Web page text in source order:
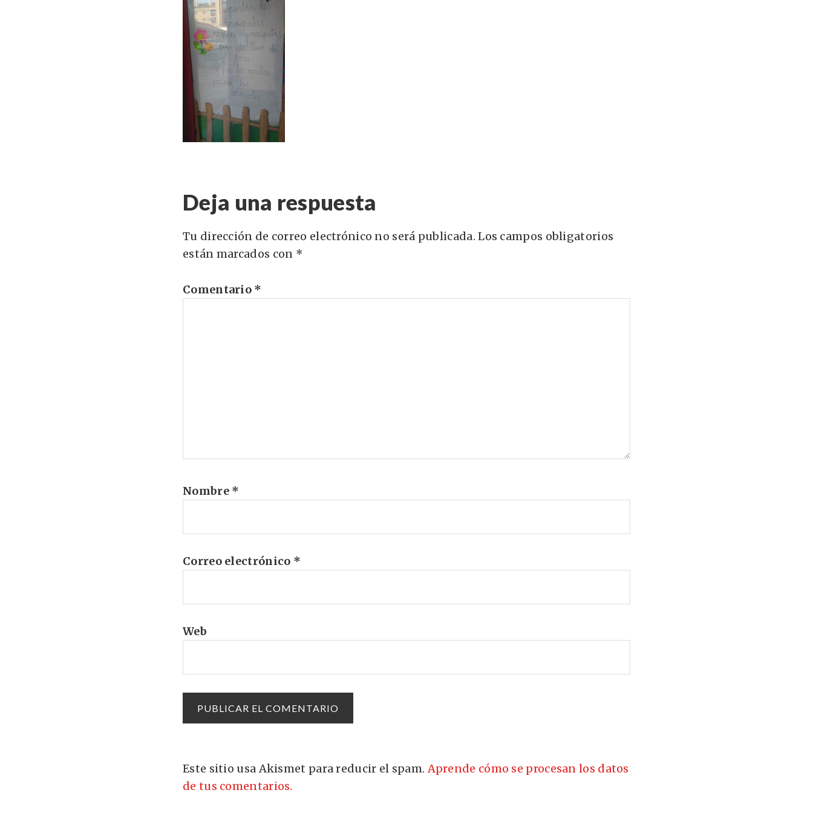
Deja una respuesta
Tu dirección de correo electrónico no será publicada. Los campos obligatorios
están marcados con *
Comentario *
Nombre *
Correo electrónico *
Web
Este sitio usa Akismet para reducir el spam.Aprende cómo se procesan los datos
de tus comentarios.